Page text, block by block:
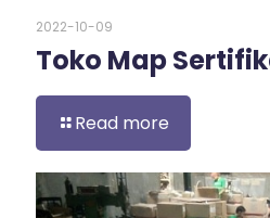
2022-10-09
Toko Map
Read more